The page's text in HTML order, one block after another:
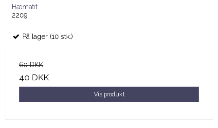
Hæmatit
2209
På lager (10 stk.)
60 DKK
40 DKK
Vis produkt